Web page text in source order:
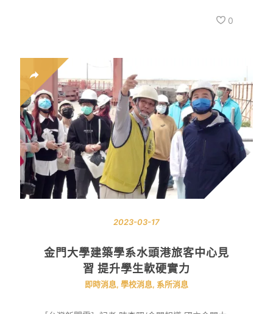
0
2023-03-17
金門大學建築學系水頭港旅客中心見
習 提升學生軟硬實力
即時消息, 學校消息, 系所消息